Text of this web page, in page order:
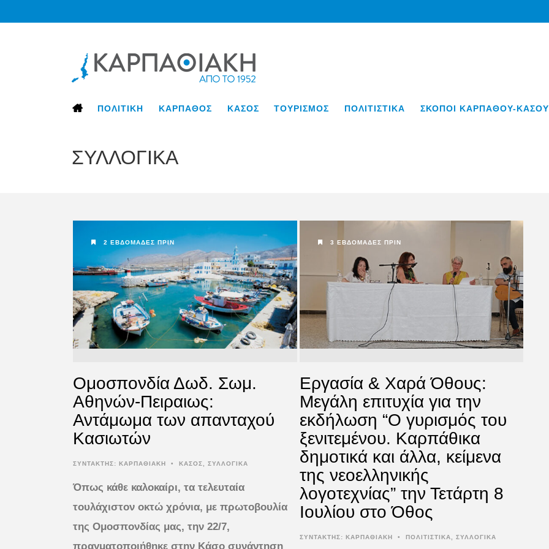
ΠΟΛΙΤΙΚΗ ΚΑΡΠΑΘΟΣ ΚΑΣΟΣ ΤΟΥΡΙΣΜΟΣ ΠΟΛΙΤΙΣΤΙΚΑ ΣΚΟΠΟΙ ΚΑΡΠΑΘΟΥ-ΚΑΣΟΥ
ΣΥΛΛΟΓΙΚΑ
2 ΕΒΔΟΜΆΔΕΣ ΠΡΙΝ
Ομοσπονδία Δωδ. Σωμ.
Αθηνών-Πειραιως:
Αντάμωμα των απανταχού
Κασιωτών
ΣΥΝΤΆΚΤΗΣ: ΚΑΡΠΑΘΙΑΚΗ • ΚΑΣΟΣ ΣΥΛΛΟΓΙΚΑ
Όπως κάθε καλοκαίρι, τα τελευταία
τουλάχιστον οκτώ χρόνια, με πρωτοβουλία
της Ομοσπονδίας μας, την 22/7,
πραγματοποιήθηκε στην Κάσο συνάντηση
3 ΕΒΔΟΜΆΔΕΣ ΠΡΙΝ
Εργασία & Χαρά Όθους:
Μεγάλη επιτυχία για την
εκδήλωση “Ο γυρισμός του
ξενιτεμένου. Καρπάθικα
δημοτικά και άλλα, κείμενα
της νεοελληνικής
λογοτεχνίας” την Τετάρτη 8
Ιουλίου στο Όθος
ΣΥΝΤΆΚΤΗΣ: ΚΑΡΠΑΘΙΑΚΗ • ΠΟΛΙΤΙΣΤΙΚΑ ΣΥΛΛΟΓΙΚΑ